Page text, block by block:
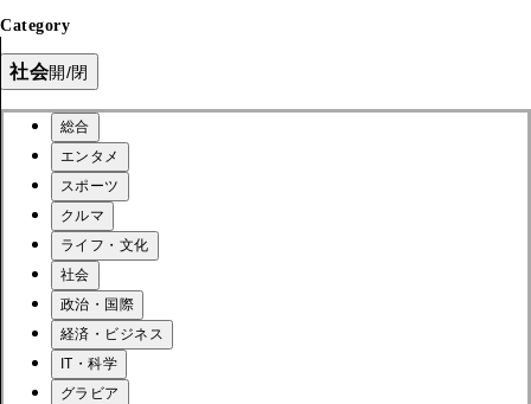
Category
社会開/閉
総合
エンタメ
スポーツ
クルマ
ライフ・文化
社会
政治・国際
経済・ビジネス
IT・科学
グラビア